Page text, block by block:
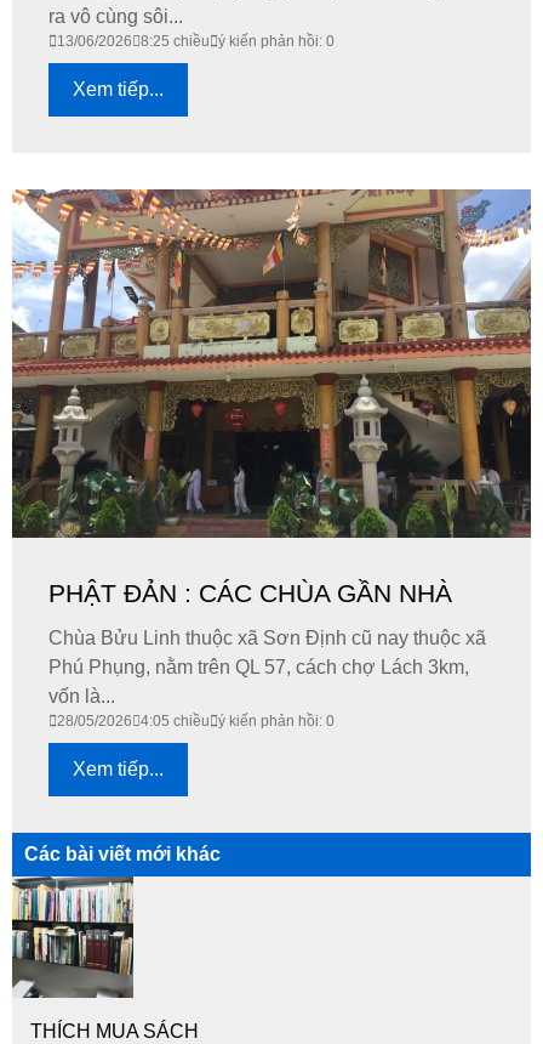
ra vô cùng sôi...
13/06/2026 8:25 chiều ý kiến phản hồi: 0
Xem tiếp...
PHẬT ĐẢN : CÁC CHÙA GẦN NHÀ
Chùa Bửu Linh thuộc xã Sơn Định cũ nay thuộc xã
Phú Phụng, nằm trên QL 57, cách chợ Lách 3km,
vốn là...
28/05/2026 4:05 chiều ý kiến phản hồi: 0
Xem tiếp...
Các bài viết mới khác
THÍCH MUA SÁCH